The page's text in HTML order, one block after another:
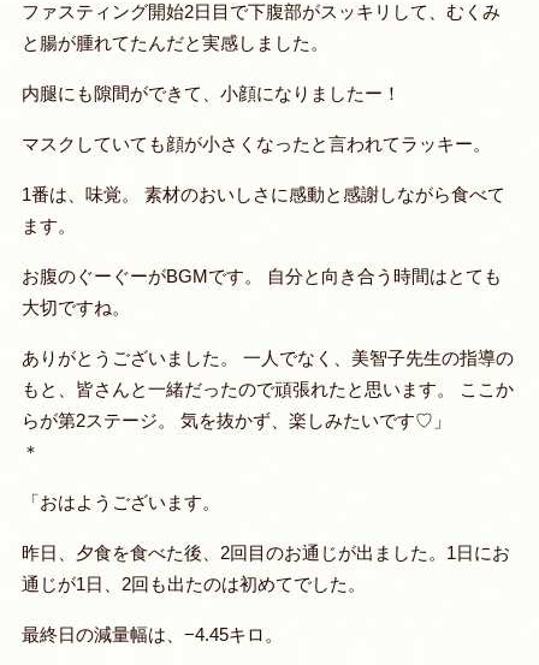
ファスティング開始2日目で下腹部がスッキリして、むくみ
と腸が腫れてたんだと実感しました。
内腿にも隙間ができて、小顔になりましたー！
マスクしていても顔が小さくなったと言われてラッキー。
1番は、味覚。 素材のおいしさに感動と感謝しながら食べて
ます。
お腹のぐーぐーがBGMです。 自分と向き合う時間はとても
大切ですね。
ありがとうございました。 一人でなく、美智子先生の指導の
もと、皆さんと一緒だったので頑張れたと思います。 ここか
らが第2ステージ。 気を抜かず、楽しみたいです♡」
＊
「おはようございます。
昨日、夕食を食べた後、2回目のお通じが出ました。1日にお
通じが1日、2回も出たのは初めてでした。
最終日の減量幅は、−4.45キロ。